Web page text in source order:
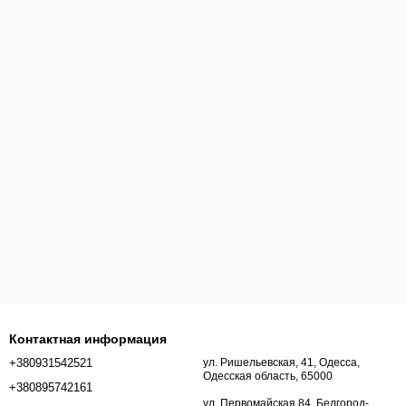
Контактная информация
+380931542521
+380895742161
ул. Ришельевская, 41, Одесса,
Одесская область, 65000
ул. Первомайская 84, Белгород-